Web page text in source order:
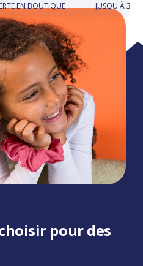
EN BOUTIQUE JUSQU'À 30
pour des